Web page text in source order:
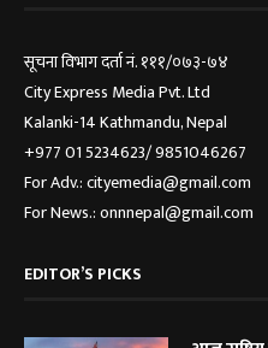
सूचना विभाग दर्ता नं. १११/०७३-७४
City Express Media Pvt. Ltd
Kalanki-14 Kathmandu, Nepal
+977 01 5234623/ 9851046267
For Adv.: cityemedia@gmail.com
For News.: onnnepal@gmail.com
EDITOR’S PICKS